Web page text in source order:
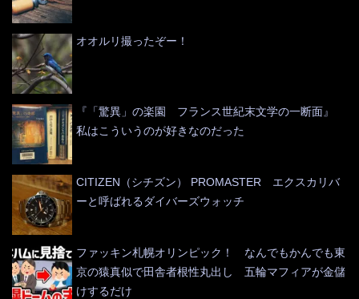
オオルリ撮ったぞー！
『「驚異」の楽園 フランス世紀末文学の一断面』
私はこういうのが好きなのだった
CITIZEN（シチズン） PROMASTER エクスカリバ
ーと呼ばれるダイバーズウォッチ
ファッキン札幌オリンピック！ なんでもかんでも東
京の猿真似で田舎者根性丸出し 五輪マフィアが金儲
けするだけ